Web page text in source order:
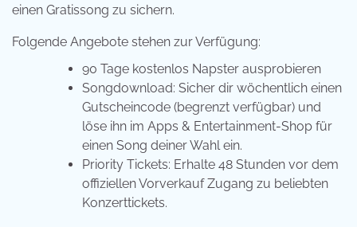
einen Gratissong zu sichern.
Folgende Angebote stehen zur Verfügung:
90 Tage kostenlos Napster ausprobieren
Songdownload: Sicher dir wöchentlich einen
Gutscheincode (begrenzt verfügbar) und
löse ihn im Apps & Entertainment-Shop für
einen Song deiner Wahl ein.
Priority Tickets: Erhalte 48 Stunden vor dem
offiziellen Vorverkauf Zugang zu beliebten
Konzerttickets.